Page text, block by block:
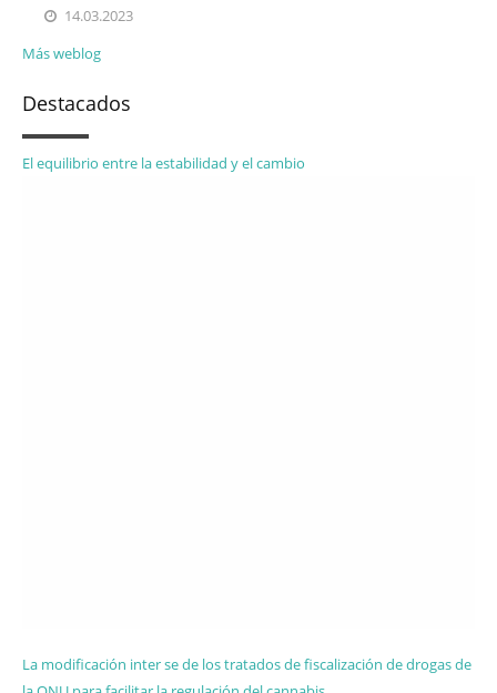
14.03.2023
Más weblog
Destacados
El equilibrio entre la estabilidad y el cambio
La modificación inter se de los tratados de fiscalización de drogas de